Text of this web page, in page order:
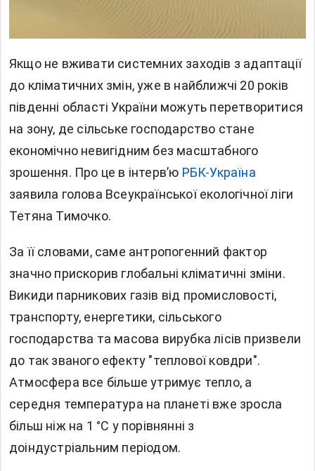
Якщо не вживати системних заходів з адаптації
до кліматичних змін, уже в найближчі 20 років
південні області України можуть перетворитися
на зону, де сільське господарство стане
економічно невигідним без масштабного
зрошення. Про це в інтерв’ю РБК-Україна
заявила голова Всеукраїнської екологічної ліги
Тетяна Тимочко.
За її словами, саме антропогенний фактор
значно прискорив глобальні кліматичні зміни.
Викиди парникових газів від промисловості,
транспорту, енергетики, сільського
господарства та масова вирубка лісів призвели
до так званого ефекту "теплової ковдри".
Атмосфера все більше утримує тепло, а
середня температура на планеті вже зросла
більш ніж на 1 °C у порівнянні з
доіндустріальним періодом.